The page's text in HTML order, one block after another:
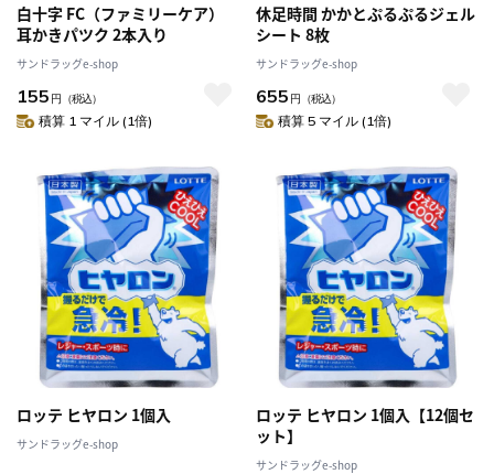
白十字 FC（ファミリーケア）
耳かきパツク 2本入り
サンドラッグe-shop
155 円 （税込）
積算 1 マイル (1倍)
休足時間 かかとぷるぷるジェル
シート 8枚
サンドラッグe-shop
655 円 （税込）
積算 5 マイル (1倍)
ロッテ ヒヤロン 1個入
サンドラッグe-shop
ロッテ ヒヤロン 1個入【12個セ
ット】
サンドラッグe-shop